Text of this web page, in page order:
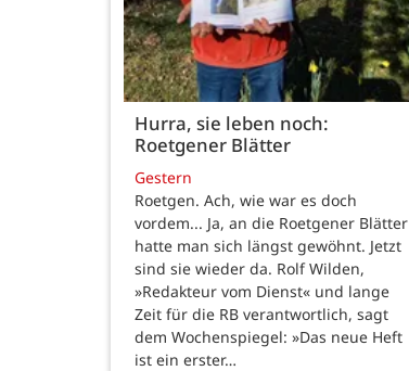
Hurra, sie leben noch:
Roetgener Blätter
Gestern
Roetgen. Ach, wie war es doch
vordem... Ja, an die Roetgener Blätter
hatte man sich längst gewöhnt. Jetzt
sind sie wieder da. Rolf Wilden,
»Redakteur vom Dienst« und lange
Zeit für die RB verantwortlich, sagt
dem Wochenspiegel: »Das neue Heft
ist ein erster…